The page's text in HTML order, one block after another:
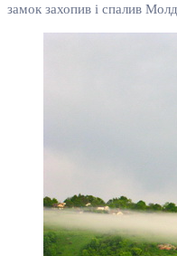
замок захопив і спалив